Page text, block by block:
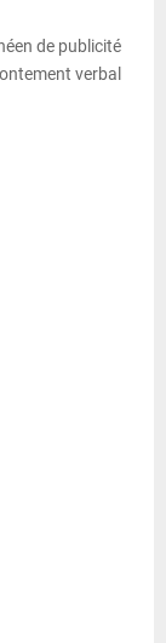
de publicité
verbal